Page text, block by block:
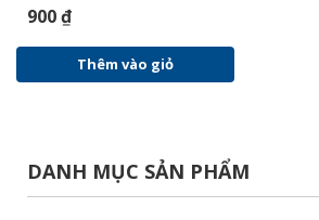
900₫
Thêm vào giỏ
DANH MỤC SẢN PHẨM